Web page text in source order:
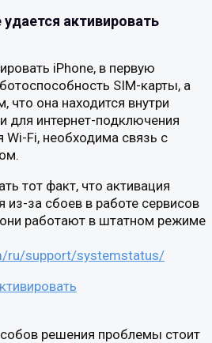
активировать
iPhone, в первую
SIM-карты, а
что она находится внутри
для интернет-подключения
Wi-Fi, необходима связь с
тот факт, что активация
из-за сбоев в работе сервисов
работают в штатном режиме
ru/support/systemstatus/
решения проблемы стоит